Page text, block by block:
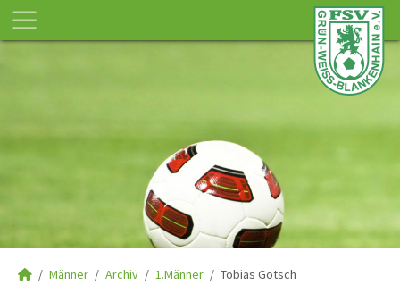
Männer Archiv 1.Männer Tobias Gotsch